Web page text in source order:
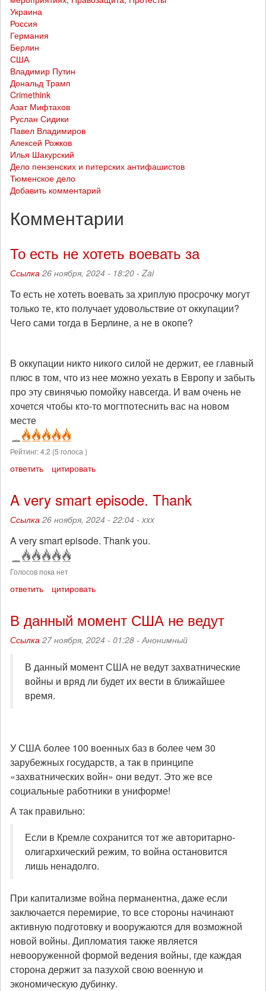
Украина
Россия
Германия
Берлин
США
Владимир Путин
Дональд Трамп
Crimethink
Азат Мифтахов
Руслан Сидики
Павел Владимиров
Алексей Рожков
Илья Шакурский
Дело пензенских и питерских антифашистов
Тюменское дело
Добавить комментарий
Комментарии
То есть не хотеть воевать за
Ссылка 26 ноября, 2024 - 18:20 - Zai
То есть не хотеть воевать за хриплую просрочку могут
только те, кто получает удовольствие от оккупации?
Чего сами тогда в Берлине, а не в окопе?
В оккупации никто никого силой не держит, ее главный
плюс в том, что из нее можно уехать в Европу и забыть
про эту свинячью помойку навсегда. И вам очень не
хочется чтобы кто-то могтпотеснить вас на новом
месте
Рейтинг:4.2 (5 голоса )
ответить цитировать
A very smart episode. Thank
Ссылка 26 ноября, 2024 - 22:04 - xxx
A very smart episode. Thank you.
Голосов пока нет
ответить цитировать
В данный момент США не ведут
Ссылка 27 ноября, 2024 - 01:28 - Анонимный
В данный момент США не ведут захватнические
войны и вряд ли будет их вести в ближайшее
время.
У США более 100 военных баз в более чем 30
зарубежных государств, а так в принципе
«захватнических войн» они ведут. Это же все
социальные работники в униформе!
А так правильно:
Если в Кремле сохранится тот же авторитарно-
олигархический режим, то война остановится
лишь ненадолго.
При капитализме война перманентна, даже если
заключается перемирие, то все стороны начинают
активную подготовку и вооружаются для возможной
новой войны. Дипломатия также является
невооруженной формой ведения войны, где каждая
сторона держит за пазухой свою военную и
экономическую дубинку.